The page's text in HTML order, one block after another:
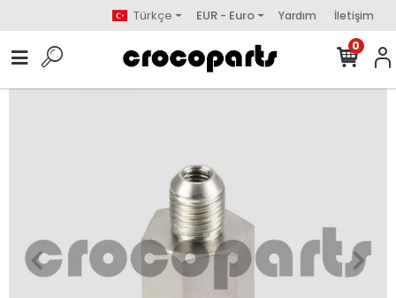
Türkçe EUR - Euro Yardım İletişim
0